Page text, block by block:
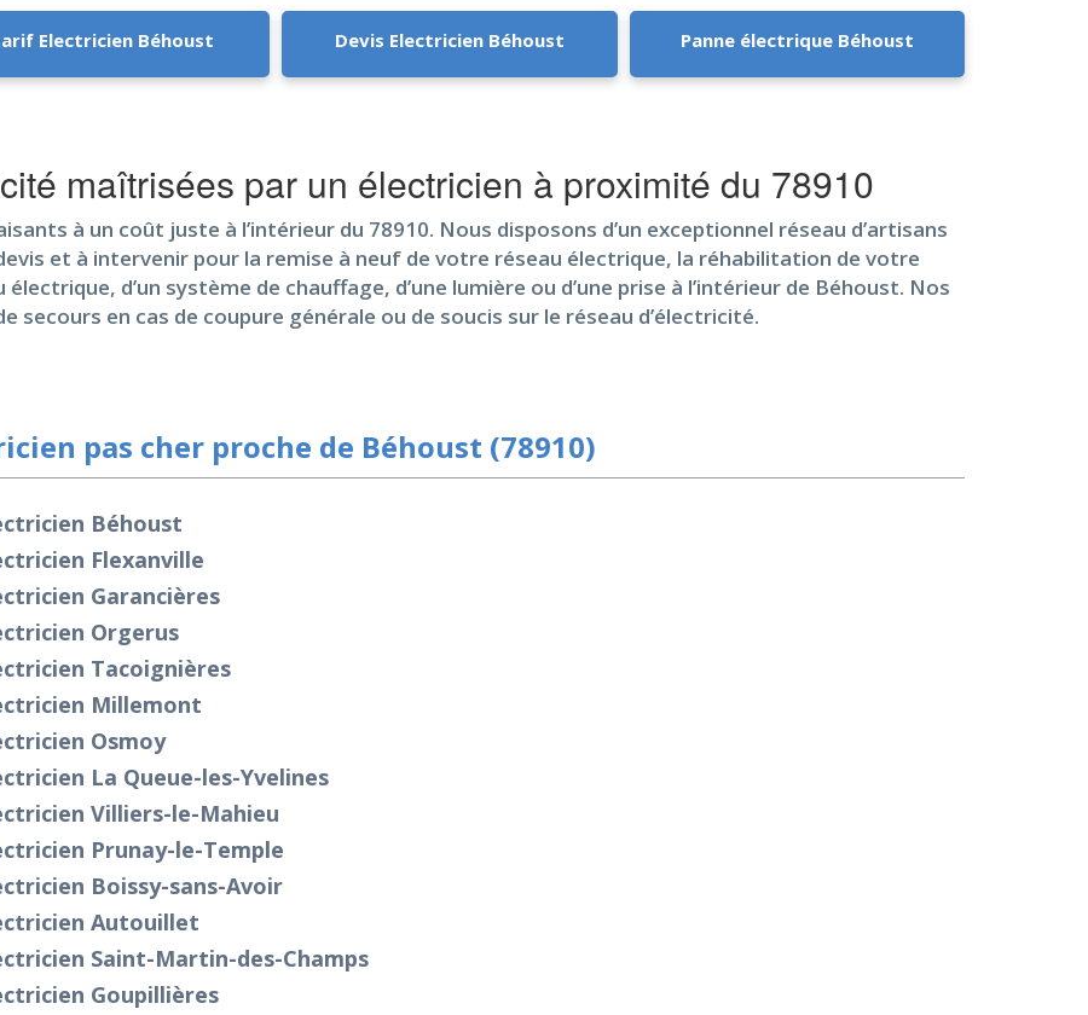
Electricien Béhoust Devis Electricien Béhoust Panne électrique Béhoust
maîtrisées par un électricien à proximité du 78910
à un coût juste à l’intérieur du 78910. Nous disposons d’un exceptionnel réseau d’artisans
et à intervenir pour la remise à neuf de votre réseau électrique, la réhabilitation de votre
d’un système de chauffage, d’une lumière ou d’une prise à l’intérieur de Béhoust. Nos
secours en cas de coupure générale ou de soucis sur le réseau d’électricité.
pas cher proche de Béhoust (78910)
Béhoust
Flexanville
Garancières
Orgerus
Tacoignières
Millemont
Osmoy
La Queue-les-Yvelines
Villiers-le-Mahieu
Prunay-le-Temple
Boissy-sans-Avoir
Autouillet
Saint-Martin-des-Champs
Goupillières